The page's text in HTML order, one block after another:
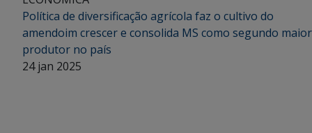
Política de diversificação agrícola faz o cultivo do
amendoim crescer e consolida MS como segundo maior
produtor no país
24 jan 2025